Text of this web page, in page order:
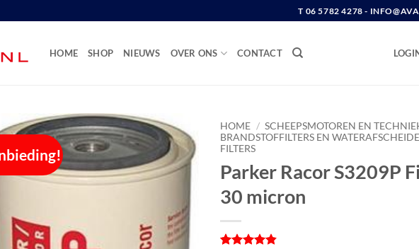
T 06 5782 4278 -
HOME SHOP NIEUWS OVER ONS CONTACT
HOME / SCHEEPSMOTOREN EN
BRANDSTOFFILTERS EN
FILTERS
Parker Racor S3209P
30 micron